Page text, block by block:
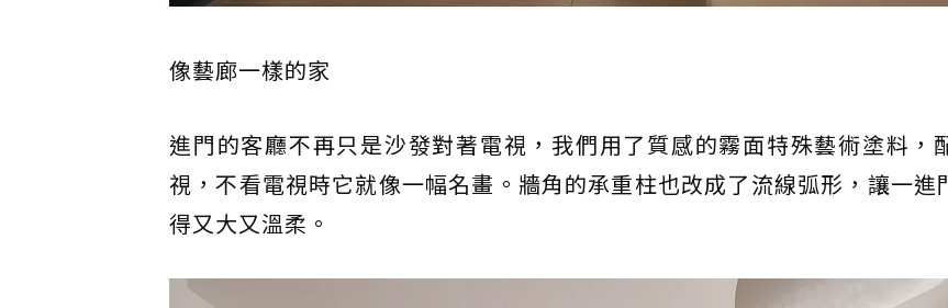
像藝廊一樣的家
進門的客廳不再只是沙發對著電視，我們用了質感的霧面特殊藝術塗料，
視，不看電視時它就像一幅名畫。牆角的承重柱也改成了流線弧形，讓一進
得又大又溫柔。